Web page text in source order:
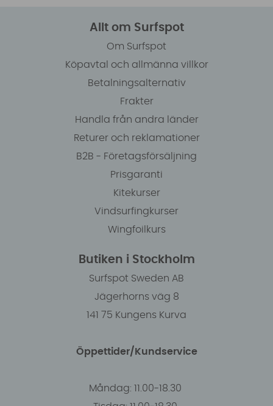
Allt om Surfspot
Om Surfspot
Köpavtal och allmänna villkor
Betalningsalternativ
Frakter
Handla från andra länder
Returer och reklamationer
B2B - Företagsförsäljning
Prisgaranti
Kitekurser
Vindsurfingkurser
Wingfoilkurs
Butiken i Stockholm
Surfspot Sweden AB
Jägerhorns väg 8
141 75 Kungens Kurva
Öppettider/Kundservice
Måndag: 11.00-18.30